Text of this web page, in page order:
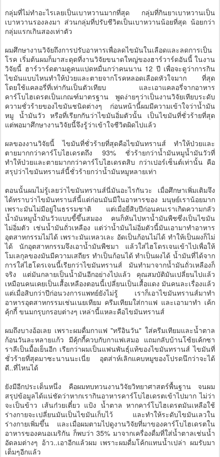
กลุ่มที่ไม่ทำอะไรเลยเป็นเบาหวานมากที่สุด กลุ่มที่กินยาเบาหวานเป็น
เบาหวานรองลงมา ส่วนกลุ่มที่ปรับชีวิตเป็นเบาหวานน้อยที่สุด น้อยกว่า
กลุ่มแรกเกินสองเท่าตัว
ผมศึกษางานวิจัยถึงการปรับอาหารเพื่อลดไขมันในเลือดและลดการเป็น
โรค เริ่มต้นผมก็มาสะดุดที่งานวิจัยขนาดใหญ่ของฮาร์วาร์ดอันนี้ ในงาน
วิจัยนี้ ฮาร์วาร์ดตามดูคนแปดหมื่นกว่าคนนาน 12 ปี เพื่อจะดูว่าการกิน
ไขมันแบบไหนทำให้ป่วยและตายจากโรคหลอดเลือดหัวใจมาก ที่สุด
โดยใช้แคลอรี่ที่เท่ากันเป็นตัวเทียบ และเอาแคลอรี่จากอาหาร
คาร์โบไฮเดรตเป็นเกณฑ์มาตรฐาน พูดง่ายๆว่าเป็นงานวิจัยเทียบระดับ
ความชั่วร้ายของไขมันชนิดต่างๆ ก่อนหน้านี้ผมมีความเข้าใจว่าน้ำมัน
หมู น้ำมันวัว หรือที่เรียกกันว่าไขมันอิ่มตัวนั้น เป็นไขมันที่ชั่วร้ายที่สุด
แต่พอมาศึกษางานวิจัยนี้จึงรู้ว่าเข้าใจชีวิตผิดไปแล้ว
ผลของงานวิจัยนี้ ไขมันที่ชั่วร้ายที่สุดคือไขมันทรานส์ ทำให้ป่วยและ
ตายมากกว่าคาร์โบไฮเดรตถึง 93% ชั่วร้ายกว่าน้ำมันหมูน้ำมันวัวที่
ทำให้ป่วยและตายมากกว่าคาร์โบไฮเดรตสิบ กว่าเปอร์เซ็นต์เท่านั้น คือ
สรุปว่าไขมันทรานส์นี้ชั่วร้ายกว่าน้ำมันหมูหลายเท่า
ตอนนั้นผมไม่รู้เลยว่าไขมันทรานส์นี่มันอะไรกันวะ เมื่อศึกษาเพิ่มเติมจึง
ได้ทราบว่าไขมันทรานส์นี้แต่ก่อนมันมีในอาหารของ มนุษย์เราน้อยมาก
เพราะมันไม่มีอยู่ในธรรมชาติ แต่เมื่อยี่สิบปีก่อนคนเราเกิดความกลัว
น้ำมันหมูน้ำมันวัวแบบขี้ขึ้นสมอง คนก็หันไปหาน้ำมันพืชซึ่งเป็นไขมัน
ไม่อิ่มตัว เช่นน้ำมันถั่วเหลือง แต่ว่าน้ำมันไม่อิ่มตัวนี้มันเอามาทำอาหาร
อุตสาหกรรมไม่ได้ เพราะมันเหลวเละ อัดเป็นก้อนไม่ได้ ทำให้เป็นผงก็ไม่
ได้ นักอุตสาหกรรมจึงเอาน้ำมันพืชมา แล้วใส่ไฮโดรเจนเข้าไปเพื่อให้
โมเลกุลของมันมีความเสถียร ทำเป็นก้อนได้ ทำเป็นผงได้ น้ำมันที่ได้จาก
การใส่ไฮโดรเจนนี้เรียกว่าไขมันทรานส์ มันทำมาจากน้ำมันถั่วเหลืองก็
จริง แต่มันกลายเป็นน้ำมันอีกอย่างไปแล้ว คุณสมบัติมันเปลี่ยนไปแล้ว
เหมือนคนเคยเป็นเสื้อเหลืองตอนนี้เปลี่ยนเป็นเสื้อแดง มันคนละเรื่องแล้ว
แต่เมื่อสิบกว่าปีก่อนวงการแพทย์ยังไม่รู้ เราก็เอาไขมันทรานส์มาทำ
อาหารอุตสาหกรรมเช่นเนยเทียม ครีมเทียมใส่กาแฟ และเอามาทำ เค้ก
คุ้กกี้ ขนมกรุบกรอบต่างๆ เหล่านี้แหละคือไขมันทรานส์
ผมถึงบางอ้อเลย เพราะผมดื่มกาแฟ "ทรีอินวัน" ใส่ครีมเทียมและน้ำตาล
ก้อนวันละหลายแก้ว มีคุ้กกี้ควบกับกาแฟเสมอ แถมกลับบ้านโซ้ยเค้กซา
ราลีเป็นมื้อเย็นอีก เรียกว่าผมเป็นแฟนพันธุ์แท้ของไขมันทรานส์ ไขมันที่
ชั่วร้ายที่สุดมาซะนานนะเนี่ย อุตส่าห์เลิกแคบหมูของโปรดนึกว่าจะได้
ดี..ที่ไหนได้
ยังมีอีกประเด็นหนึ่ง คือผมทบทวนงานวิจัยวิทยาศาสตร์พื้นฐาน จนผม
สรุปข้อมูลได้แน่ชัดว่าหากเรากินอาหารคาร์โบไฮเดรตเข้าไปมาก ไม่ว่า
จะเป็นข้าว เส้นก๋วยเตี๋ยว แป้ง น้ำตาล หากคาร์โบไฮเดรตมันเหลือใช้
ร่างกายจะเปลี่ยนมันเป็นไขมันเก็บไว้ และทำให้ระดับไขมันเลวใน
ร่างกายเพิ่มขึ้น และเมื่อผมตามไปดูงานวิจัยที่มาของคาร์โบไฮเดรตใน
อาหารของคนอเมริกัน ก็พบว่า 35% มาจากเครื่องดื่มที่ใส่น้ำตาลเช่นน้ำ
อัดลมต่างๆ อ้าว..เอาอีกแล้วผม เพราะผมดื่มโค้กแทนน้ำเปล่า ผมรับมา
เต็มๆอีกแล้ว